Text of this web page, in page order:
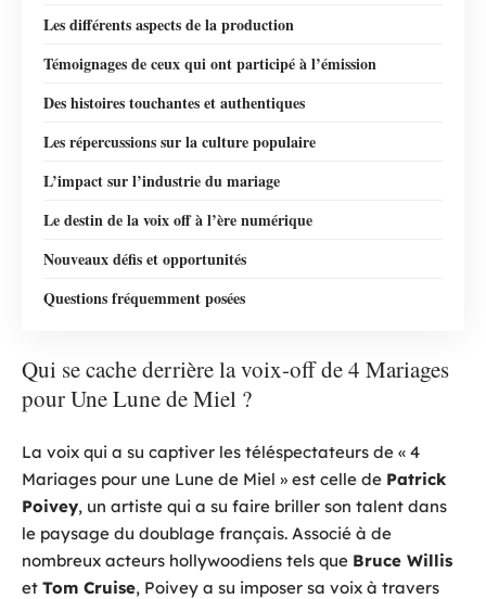
Les différents aspects de la production
Témoignages de ceux qui ont participé à l’émission
Des histoires touchantes et authentiques
Les répercussions sur la culture populaire
L’impact sur l’industrie du mariage
Le destin de la voix off à l’ère numérique
Nouveaux défis et opportunités
Questions fréquemment posées
Qui se cache derrière la voix-off de 4 Mariages
pour Une Lune de Miel ?
La voix qui a su captiver les téléspectateurs de « 4
Mariages pour une Lune de Miel » est celle de Patrick
Poivey, un artiste qui a su faire briller son talent dans
le paysage du doublage français. Associé à de
nombreux acteurs hollywoodiens tels que Bruce Willis
et Tom Cruise, Poivey a su imposer sa voix à travers